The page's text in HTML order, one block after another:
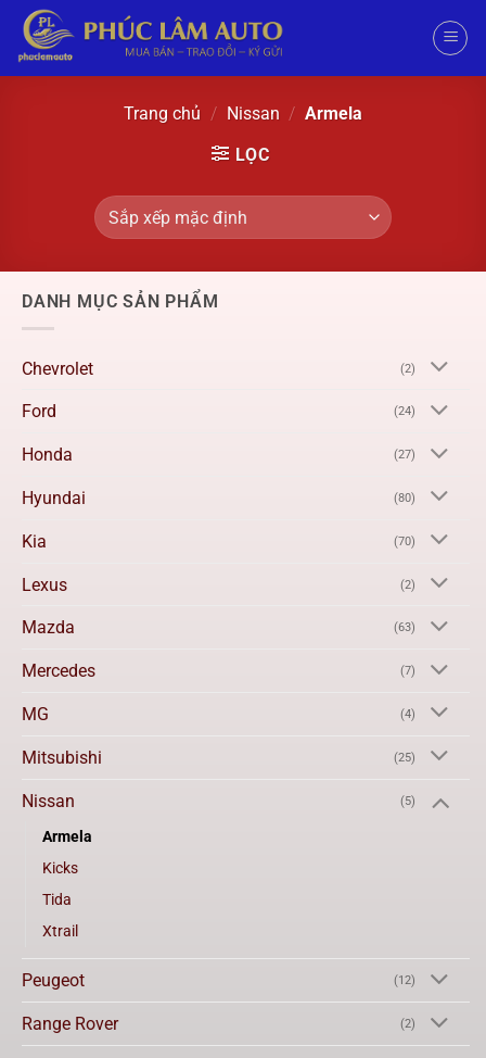
Trang chủ / Nissan / Armela
LỌC
DANH MỤC SẢN PHẨM
Chevrolet (2)
Ford (24)
Honda (27)
Hyundai (80)
Kia (70)
Lexus (2)
Mazda (63)
Mercedes (7)
MG (4)
Mitsubishi (25)
Nissan (5)
Armela
Kicks
Tida
Xtrail
Peugeot (12)
Range Rover (2)